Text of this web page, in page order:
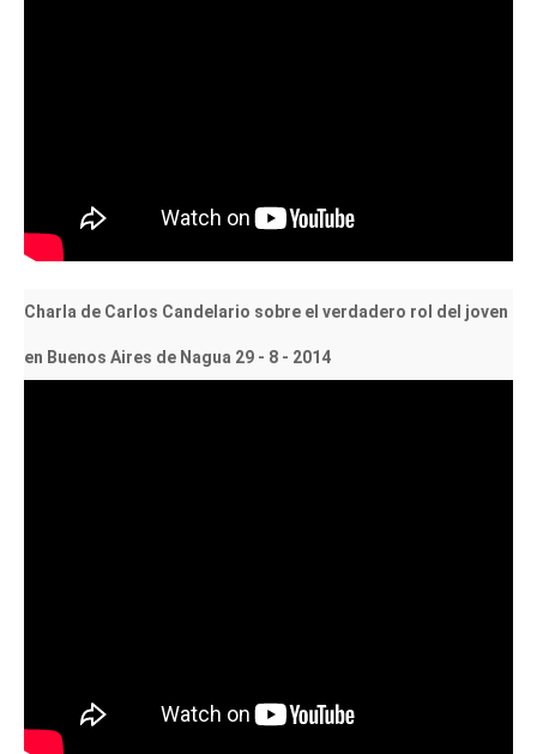
Charla de Carlos Candelario sobre el verdadero rol del joven
en Buenos Aires de Nagua 29 - 8 - 2014